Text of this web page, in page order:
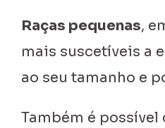
Raças pequenas,
mais suscetíveis a
ao seu tamanho e
Também é possível